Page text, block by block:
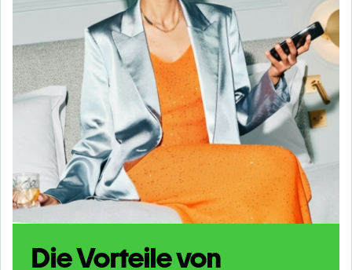
Die Vorteile von